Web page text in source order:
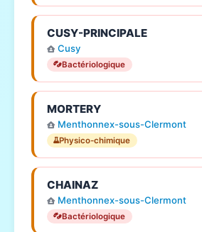
CUSY-PRINCIPALE
Cusy
Bactériologique
MORTERY
Menthonnex-sous-Clermont
Physico-chimique
CHAINAZ
Menthonnex-sous-Clermont
Bactériologique